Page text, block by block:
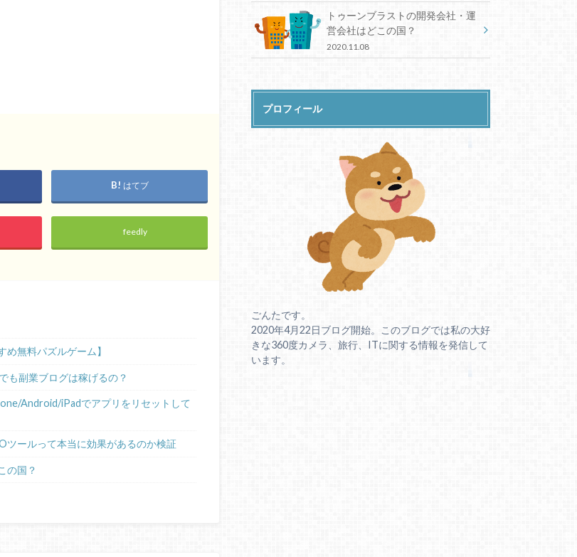
はてブ
feedly
無料パズルゲーム】
も副業ブログは稼げるの？
Android/iPadでアプリをリセットして
ツールって本当に効果があるのか検証
の国？
トゥーンブラストの開発会社・運
営会社はどこの国？
2020.11.08
プロフィール
ごんたです。
2020年4月22日ブログ開始。このブログでは私の大好
きな360度カメラ、旅行、ITに関する情報を発信して
います。